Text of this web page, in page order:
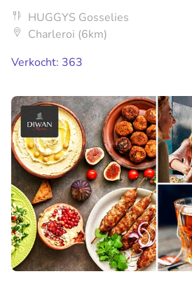
HUGGYS Gosselies
Charleroi (6km)
Verkocht: 363